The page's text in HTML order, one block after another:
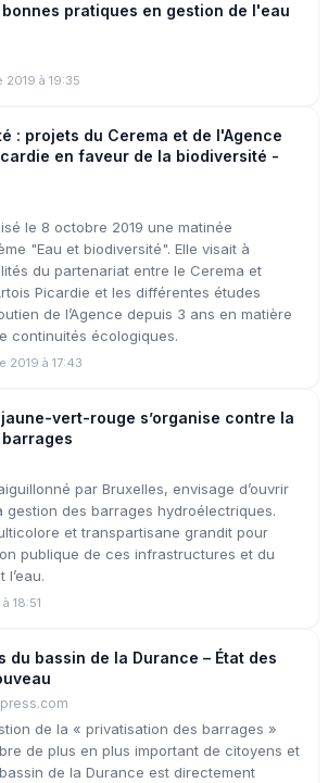
bonnes pratiques en gestion de l'eau
à 19:35
: projets du Cerema et de l'Agence
en faveur de la biodiversité -
le 8 octobre 2019 une matinée
"Eau et biodiversité". Elle visait à
du partenariat entre le Cerema et
Picardie et les différentes études
de l’Agence depuis 3 ans en matière
continuités écologiques.
2019 à 17:43
vert-rouge s’organise contre la
par Bruxelles, envisage d’ouvrir
gestion des barrages hydroélectriques.
et transpartisane grandit pour
publique de ces infrastructures et du
l’eau.
18:51
du bassin de la Durance – État des
de la « privatisation des barrages »
de plus en plus important de citoyens et
de la Durance est directement